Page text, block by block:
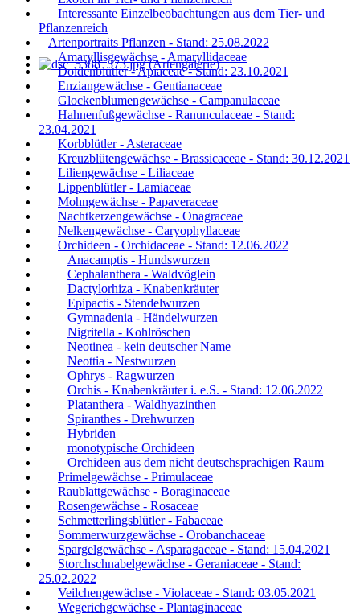
Interessante Einzelbeobachtungen aus dem Tier- und
Pflanzenreich
Artenportraits Pflanzen - Stand: 25.08.2022
Amaryllisgewächse - Amaryllidaceae
Doldenblütler - Apiaceae - Stand: 23.10.2021
Enziangewächse - Gentianaceae
Glockenblumengewächse - Campanulaceae
Hahnenfußgewächse - Ranunculaceae - Stand:
23.04.2021
Korbblütler - Asteraceae
Kreuzblütengewächse - Brassicaceae - Stand: 30.12.2021
Liliengewächse - Liliaceae
Lippenblütler - Lamiaceae
Mohngewächse - Papaveraceae
Nachtkerzengewächse - Onagraceae
Nelkengewächse - Caryophyllaceae
Orchideen - Orchidaceae - Stand: 12.06.2022
Anacamptis - Hundswurzen
Cephalanthera - Waldvöglein
Dactylorhiza - Knabenkräuter
Epipactis - Stendelwurzen
Gymnadenia - Händelwurzen
Nigritella - Kohlröschen
Neotinea - kein deutscher Name
Neottia - Nestwurzen
Ophrys - Ragwurzen
Orchis - Knabenkräuter i. e.S. - Stand: 12.06.2022
Platanthera - Waldhyazinthen
Spiranthes - Drehwurzen
Hybriden
monotypische Orchideen
Orchideen aus dem nicht deutschsprachigen Raum
Primelgewächse - Primulaceae
Raublattgewächse - Boraginaceae
Rosengewächse - Rosaceae
Schmetterlingsblütler - Fabaceae
Sommerwurzgewächse - Orobanchaceae
Spargelgewächse - Asparagaceae - Stand: 15.04.2021
Storchschnabelgewächse - Geraniaceae - Stand:
25.02.2022
Veilchengewächse - Violaceae - Stand: 03.05.2021
Wegerichgewächse - Plantaginaceae